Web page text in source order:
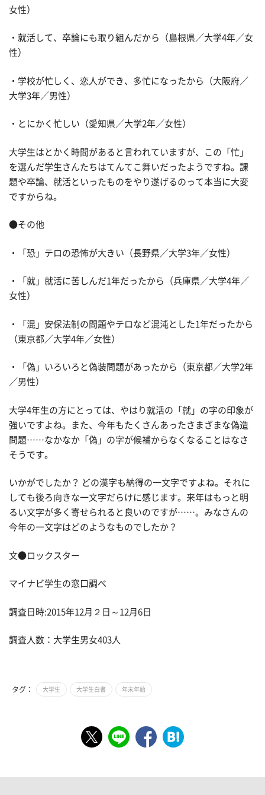
女性）
・就活して、卒論にも取り組んだから（島根県／大学4年／女
性）
・学校が忙しく、恋人ができ、多忙になったから（大阪府／
大学3年／男性）
・とにかく忙しい（愛知県／大学2年／女性）
大学生はとかく時間があると言われていますが、この「忙」
を選んだ学生さんたちはてんてこ舞いだったようですね。課
題や卒論、就活といったものをやり遂げるのって本当に大変
ですからね。
●その他
・「恐」テロの恐怖が大きい（長野県／大学3年／女性）
・「就」就活に苦しんだ1年だったから（兵庫県／大学4年／
女性）
・「混」安保法制の問題やテロなど混沌とした1年だったから
（東京都／大学4年／女性）
・「偽」いろいろと偽装問題があったから（東京都／大学2年
／男性）
大学4年生の方にとっては、やはり就活の「就」の字の印象が
強いですよね。また、今年もたくさんあったさまざまな偽造
問題……なかなか「偽」の字が候補からなくなることはなさ
そうです。
いかがでしたか？ どの漢字も納得の一文字ですよね。それに
しても後ろ向きな一文字だらけに感じます。来年はもっと明
るい文字が多く寄せられると良いのですが……。みなさんの
今年の一文字はどのようなものでしたか？
文●ロックスター
マイナビ学生の窓口調べ
調査日時:2015年12月２日～12月6日
調査人数：大学生男女403人
タグ： 大学生 大学生白書 年末年始